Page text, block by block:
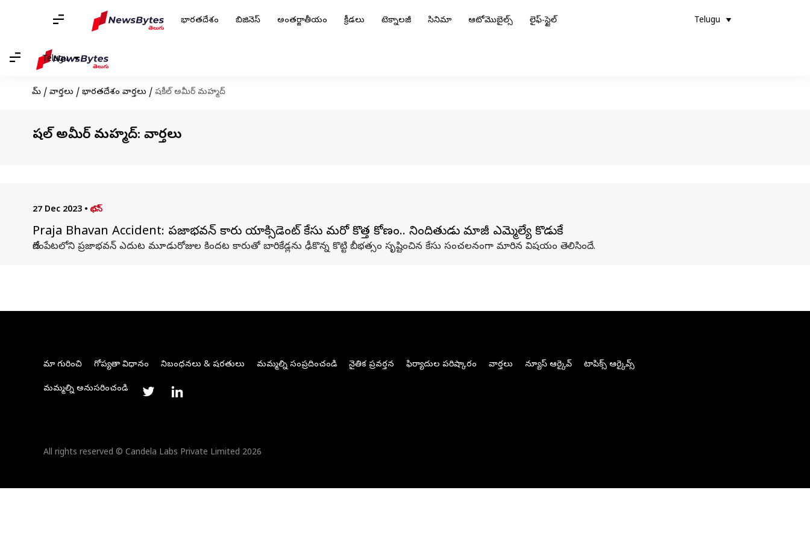
భారతదేశం బిజినెస్ అంతర్జాతీయం క్రీడలు టెక్నాలజీ సినిమా ఆటోమొబైల్స్ లైఫ్-స్టైల్ Telugu
Telugu
హోమ్ / వార్తలు / భారతదేశం వార్తలు / షకీల్ అమీర్ మహ్మద్
షకీల్ అమీర్ మహ్మద్: వార్తలు
27 Dec 2023 • బోధన్
Praja Bhavan Accident: ప్రజాభవన్‌ కారు యాక్సిడెంట్ కేసు మరో కొత్త కోణం.. నిందితుడు మాజీ ఎమ్మెల్యే కొడుకే
బేగంపేటలోని ప్రజాభవన్‌ ఎదుట మూడురోజుల కిందట కారుతో బారికేడ్లను ఢీకొన్న కొట్టి బీభత్సం సృష్టించిన కేసు సంచలనంగా మారిన విషయం తెలిసిందే.
మా గురించి గోప్యతా విధానం నిబంధనలు & షరతులు మమ్మల్ని సంప్రదించండి నైతిక ప్రవర్తన ఫిర్యాదుల పరిష్కారం వార్తలు న్యూస్ ఆర్కైవ్ టాపిక్స్ ఆర్కైవ్స్
మమ్మల్ని అనుసరించండి
All rights reserved © Candela Labs Private Limited 2026